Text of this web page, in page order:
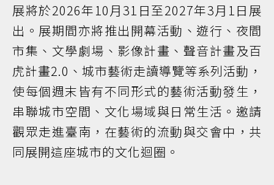
展將於2026年10月31日至2027年3月1日展
出。展期間亦將推出開幕活動、遊行、夜間
市集、文學劇場、影像計畫、聲音計畫及百
虎計畫2.0、城市藝術走讀導覽等系列活動，
使每個週末皆有不同形式的藝術活動發生，
串聯城市空間、文化場域與日常生活。邀請
觀眾走進臺南，在藝術的流動與交會中，共
同展開這座城市的文化迴圈。